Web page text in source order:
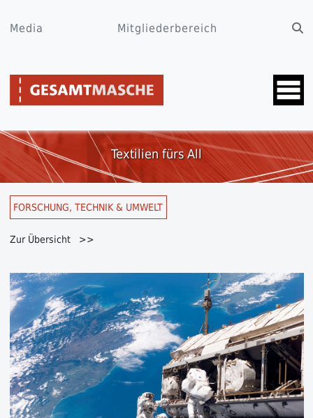
Media Mitgliederbereich
Textilien fürs All
FORSCHUNG, TECHNIK & UMWELT
Zur Übersicht >>